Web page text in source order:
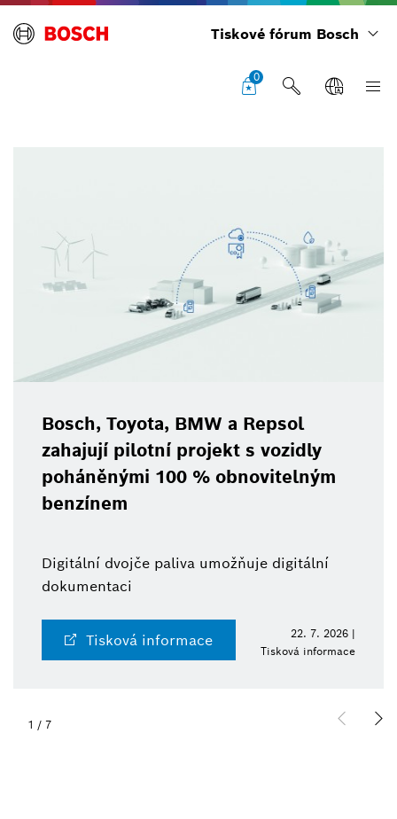
Tiskové fórum Bosch
0
Bosch, Toyota, BMW a Repsol
zahajují pilotní projekt s vozidly
poháněnými 100 % obnovitelným
benzínem
Digitální dvojče paliva umožňuje digitální
dokumentaci
Tisková informace
22. 7. 2026 |
Tisková informace
1 / 7